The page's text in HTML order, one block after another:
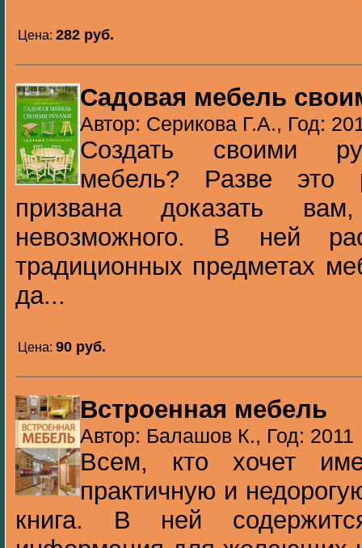
Цена: 282 pуб.
Садовая мебель
Автор: Серикова Г.А., Год:
Создать своими
мебель? Разве это
призвана доказать
невозможного. В ней
традиционных предметах
да...
Цена: 90 pуб.
Встроенная мебель
Автор: Балашов К., Год: 2011
Всем, кто хочет
практичную и
книга. В ней